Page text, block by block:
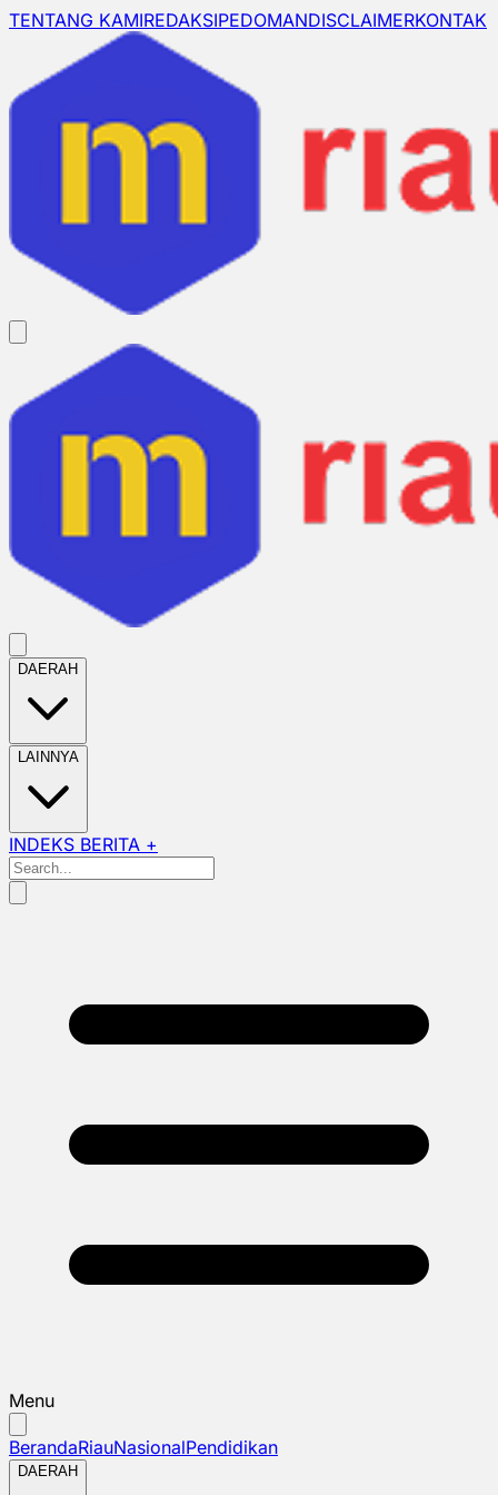
TENTANG KAMIREDAKSIPEDOMANDISCLAIMERKONTAK
DAERAH
LAINNYA
INDEKS BERITA +
Menu
BerandaRiauNasionalPendidikan
DAERAH